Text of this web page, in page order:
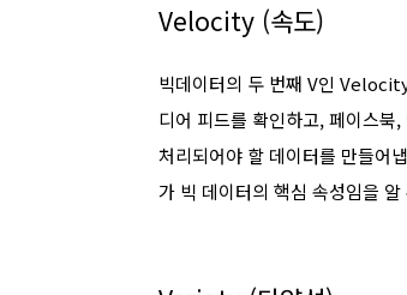
Velocity (속도)
빅데이터의 두 번째 V인
디어 피드를 확인하고, 페이스북
처리되어야 할 데이터를 만들어
가 빅 데이터의 핵심 속성임을 알